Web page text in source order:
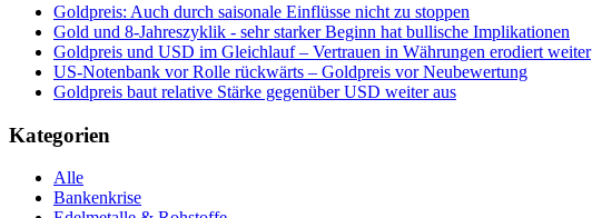
Goldpreis: Auch durch saisonale Einflüsse nicht zu stoppen
Gold und 8-Jahreszyklik - sehr starker Beginn hat bullische Implikationen
Goldpreis und USD im Gleichlauf – Vertrauen in Währungen erodiert weiter
US-Notenbank vor Rolle rückwärts – Goldpreis vor Neubewertung
Goldpreis baut relative Stärke gegenüber USD weiter aus
Kategorien
Alle
Bankenkrise